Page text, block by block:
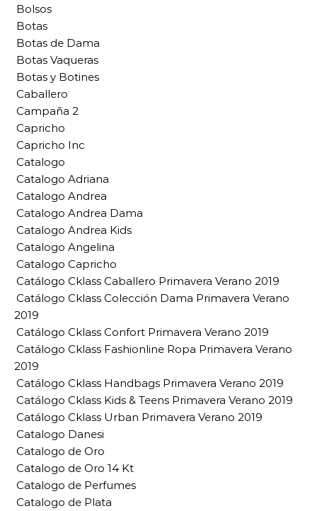
Bolsos
Botas
Botas de Dama
Botas Vaqueras
Botas y Botines
Caballero
Campaña 2
Capricho
Capricho Inc
Catalogo
Catalogo Adriana
Catalogo Andrea
Catalogo Andrea Dama
Catalogo Andrea Kids
Catalogo Angelina
Catalogo Capricho
Catálogo Cklass Caballero Primavera Verano 2019
Catálogo Cklass Colección Dama Primavera Verano
2019
Catálogo Cklass Confort Primavera Verano 2019
Catálogo Cklass Fashionline Ropa Primavera Verano
2019
Catálogo Cklass Handbags Primavera Verano 2019
Catálogo Cklass Kids & Teens Primavera Verano 2019
Catálogo Cklass Urban Primavera Verano 2019
Catalogo Danesi
Catalogo de Oro
Catalogo de Oro 14 Kt
Catalogo de Perfumes
Catalogo de Plata